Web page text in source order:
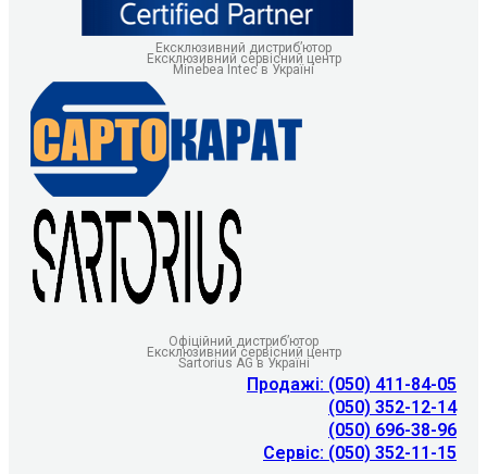
Ексклюзивний дистриб’ютор
Ексклюзивний сервісний центр
Minebea Intec в Україні
Офіційний дистриб’ютор
Ексклюзивний сервісний центр
Sartorius AG в Україні
Продажі: (050) 411-84-05
(050) 352-12-14
(050) 696-38-96
Сервіс: (050) 352-11-15